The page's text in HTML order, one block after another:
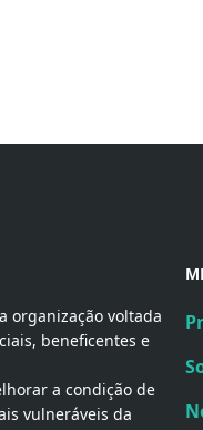
organização voltada
beneficentes e
a condição de
vulneráveis da